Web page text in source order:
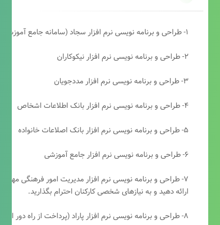
۱- طراحی و برنامه نویسی نرم افزار سجاد (سامانه جامع آموزشی دارالقرآن)
۲- طراحی و برنامه نویسی نرم افزار نیکوکاران
۳- طراحی و برنامه نویسی نرم افزار مددجویان
۴- طراحی و برنامه نویسی نرم افزار بانک اطلاعات اشخاص
۵- طراحی و برنامه نویسی نرم افزار بانک اصلاعات خانواده
۶- طراحی و برنامه نویسی نرم افزار جامع آموزشی
۷- طراحی و برنامه نویسی نرم افزار مدیریت امور فرهنگی
ارائه دهید و به نیازهای شخصی کارکنان احترام بگذارید.
۸- طراحی و برنامه نویسی نرم افزار پاراد (پرداخت از راه دور انجمن مددکاری امام زمان(عج))